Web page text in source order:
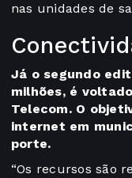
nas unidades de
Já o segundo
milhões, é
Telecom. O
internet em
porte.
“Os recursos são